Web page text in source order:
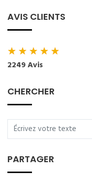
AVIS CLIENTS
★★★★★
2249 Avis
CHERCHER
PARTAGER